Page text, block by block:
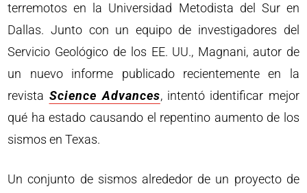
terremotos en la Universidad Metodista del Sur en
Dallas. Junto con un equipo de investigadores del
Servicio Geológico de los EE. UU., Magnani, autor de
un nuevo informe publicado recientemente en la
revista Science Advances, intentó identificar mejor
qué ha estado causando el repentino aumento de los
sismos en Texas.
Un conjunto de sismos alrededor de un proyecto de